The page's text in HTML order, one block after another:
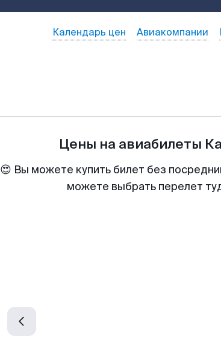
Календарь цен Авиакомпании
Цены на авиабилеты
😍 Вы можете купить билет без
можете выбрать перелет